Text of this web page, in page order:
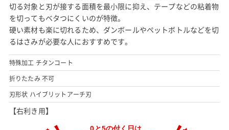
切る対象と刃が接する面積を最小限に抑え、テープなどの粘着物
を切ってもベタつにくいのが特徴。
硬い素材も楽に切れるため、ダンボールやペットボトルなどを切
るはさみが必要な人におすすめです。
特殊加工 チタンコート
折りたたみ 不可
刃形状 ハイブリットアーチ刃
【右利き用】